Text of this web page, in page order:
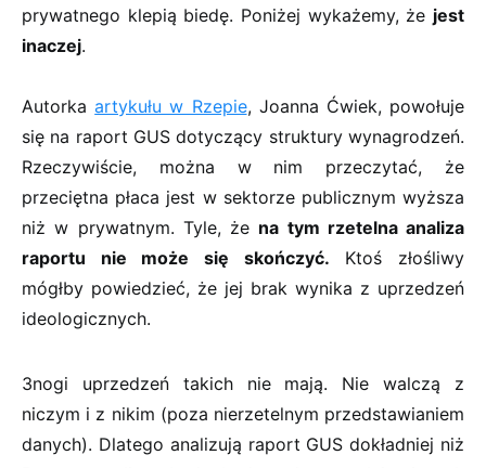
prywatnego klepią biedę. Poniżej wykażemy, że jest
inaczej.
Autorkaartykułu w Rzepie, Joanna Ćwiek, powołuje
się na raport GUS dotyczący struktury wynagrodzeń.
Rzeczywiście, można w nim przeczytać, że
przeciętna płaca jest w sektorze publicznym wyższa
niż w prywatnym. Tyle, że na tym rzetelna analiza
raportu nie może się skończyć. Ktoś złośliwy
mógłby powiedzieć, że jej brak wynika z uprzedzeń
ideologicznych.
3nogi uprzedzeń takich nie mają. Nie walczą z
niczym i z nikim (poza nierzetelnym przedstawianiem
danych). Dlatego analizują raport GUS dokładniej niż